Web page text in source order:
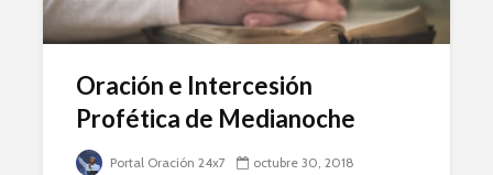
Oración e Intercesión
Profética de Medianoche
Portal Oración 24x7 octubre 30, 2018